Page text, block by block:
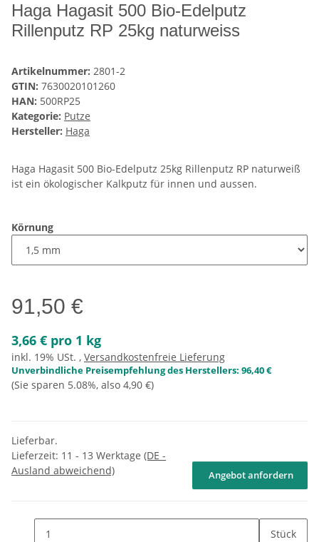
Haga Hagasit 500 Bio-Edelputz
Rillenputz RP 25kg naturweiss
Artikelnummer: 2801-2
GTIN: 7630020101260
HAN: 500RP25
Kategorie: Putze
Hersteller: Haga
Haga Hagasit 500 Bio-Edelputz 25kg Rillenputz RP naturweiß
ist ein ökologischer Kalkputz für innen und aussen.
Körnung
91,50 €
3,66 € pro 1 kg
inkl. 19% USt. , Versandkostenfreie Lieferung
Unverbindliche Preisempfehlung des Herstellers: 96,40 €
(Sie sparen 5.08%, also 4,90 €)
Lieferbar.
Lieferzeit: 11 - 13 Werktage (DE -
Ausland abweichend)
Angebot anfordern
Stück